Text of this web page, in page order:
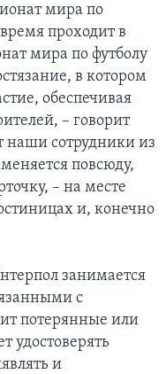
мира по
проходит в
мира по футболу
в котором
обеспечивая
– говорит
наши сотрудники из
повсюду,
– на месте
и, конечно
занимается
с
потерянные или
удостоверять
и